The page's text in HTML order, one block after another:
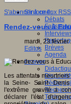
S'informer
Débats
Faits
Brèves
Agenda
Innover
S'abonner à ce flux RSS
Rendez-vous à
mardi, 23 février
Editos
Les attentats
la Seine- Saint-
l'extrême gravité a
déclarer l'état